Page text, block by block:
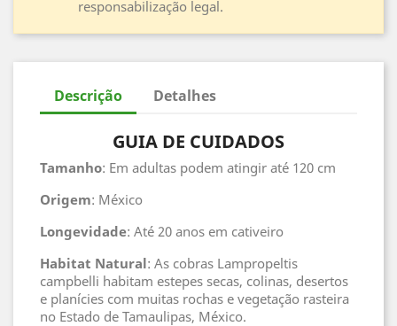
responsabilização legal.
Descrição Detalhes
GUIA DE CUIDADOS
Tamanho: Em adultas podem atingir até 120 cm
Origem: México
Longevidade: Até 20 anos em cativeiro
Habitat Natural: As cobras Lampropeltis
campbelli habitam estepes secas, colinas, desertos
e planícies com muitas rochas e vegetação rasteira
no Estado de Tamaulipas, México.